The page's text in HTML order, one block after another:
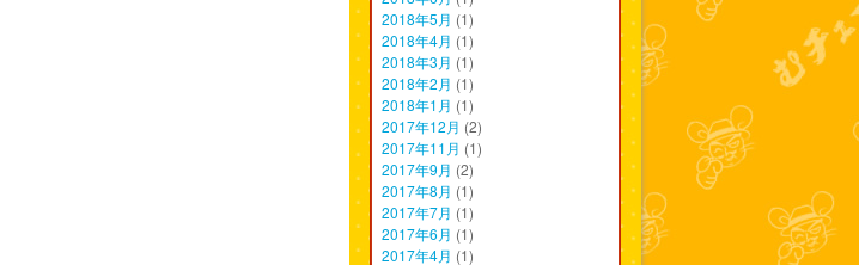
2018年5月 (1)
2018年4月 (1)
2018年3月 (1)
2018年2月 (1)
2018年1月 (1)
2017年12月 (2)
2017年11月 (1)
2017年9月 (2)
2017年8月 (1)
2017年7月 (1)
2017年6月 (1)
2017年4月 (1)